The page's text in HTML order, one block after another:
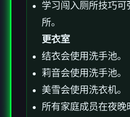
学习闯入厕所技巧可
所。
更衣室
结衣会使用洗手池。
莉音会使用洗手池。
美雪会使用洗衣机。
所有家庭成员在夜晚